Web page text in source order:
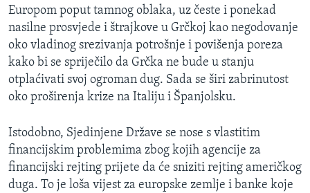
Europom poput tamnog oblaka, uz česte i ponekad
nasilne prosvjede i štrajkove u Grčkoj kao negodovanje
oko vladinog srezivanja potrošnje i povišenja poreza
kako bi se spriječilo da Grčka ne bude u stanju
otplaćivati svoj ogroman dug. Sada se širi zabrinutost
oko proširenja krize na Italiju i Španjolsku.
Istodobno, Sjedinjene Države se nose s vlastitim
financijskim problemima zbog kojih agencije za
financijski rejting prijete da će sniziti rejting američkog
duga. To je loša vijest za europske zemlje i banke koje